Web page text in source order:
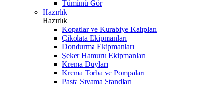
Tümünü Gör
Hazırlık
Hazırlık
Kopatlar ve Kurabiye Kalıpları
Çikolata Ekipmanları
Dondurma Ekipmanları
Şeker Hamuru Ekipmanları
Krema Duyları
Krema Torba ve Pompaları
Pasta Sıvama Standları